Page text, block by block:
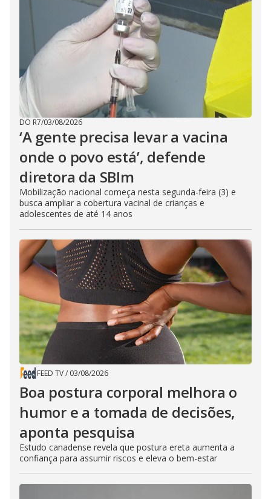
DO R7/03/08/2026
‘A gente precisa levar a vacina
onde o povo está’, defende
diretora da SBIm
Mobilização nacional começa nesta segunda-feira (3) e
busca ampliar a cobertura vacinal de crianças e
adolescentes de até 14 anos
FEED TV/ 03/08/2026
Boa postura corporal melhora o
humor e a tomada de decisões,
aponta pesquisa
Estudo canadense revela que postura ereta aumenta a
confiança para assumir riscos e eleva o bem-estar